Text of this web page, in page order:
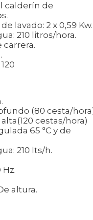
calderín de
lavado: 2 x 0,59 Kw.
210 litros/hora.
(80 cesta/
cestas/hora)
65 °C y de
210 lts/h.
altura.